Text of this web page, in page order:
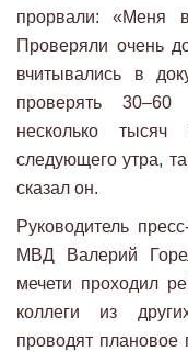
прорвали: «Меня
Проверяли очень
вчитывались в
проверять
несколько
следующего утра,
сказал он.
Руководитель
МВД Валерий
мечети проходил
коллеги из
проводят плановое